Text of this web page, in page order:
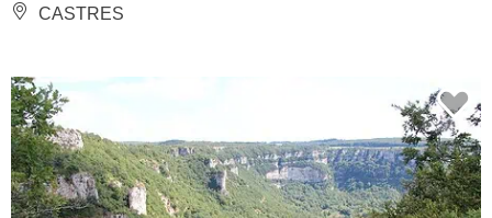
CASTRES